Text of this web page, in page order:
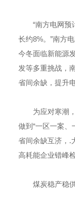
“南方电网预
长约8%。”南方
今冬面临新能源
发等多重挑战，
省间余缺，提升
为应对寒潮
做到“一区一案、
省间余缺互济，.
高耗能企业错峰
煤炭稳产稳